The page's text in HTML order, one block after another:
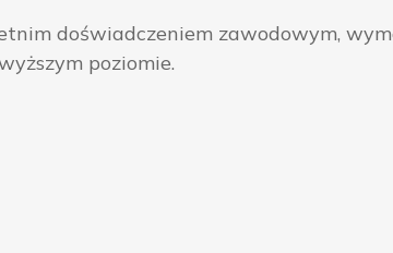
doświadczeniem zawodowym,
poziomie.